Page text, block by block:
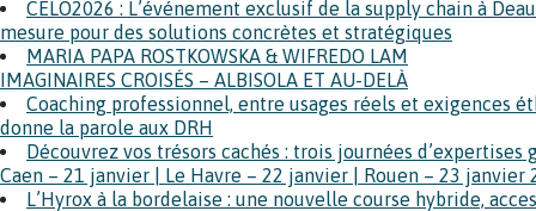
CELO2026 : L’événement exclusif de la supply chain à
mesure pour des solutions concrètes et stratégiques
MARIA PAPA ROSTKOWSKA & WIFREDO LAM
IMAGINAIRES CROISÉS – ALBISOLA ET AU-DELÀ
Coaching professionnel, entre usages réels et exigences
donne la parole aux DRH
Découvrez vos trésors cachés : trois journées
Caen – 21 janvier | Le Havre – 22 janvier | Rouen – 23 janvier
L’Hyrox à la bordelaise : une nouvelle course hybride,